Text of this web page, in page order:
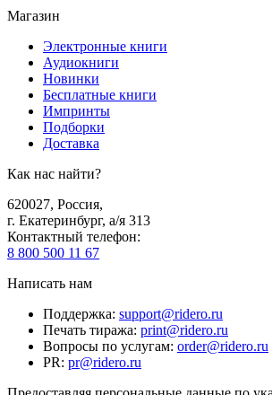
Магазин
Электронные книги
Аудиокниги
Новинки
Бесплатные книги
Импринты
Подборки
Доставка
Как нас найти?
620027, Россия,
г. Екатеринбург, а/я 313
Контактный телефон:
8 800 500 11 67
Написать нам
Поддержка: support@ridero.ru
Печать тиража: print@ridero.ru
Вопросы по услугам: order@ridero.ru
PR: pr@ridero.ru